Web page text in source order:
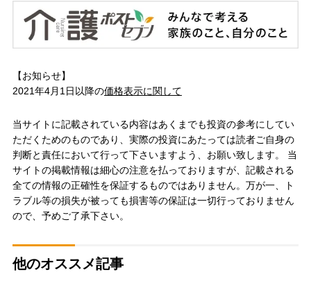
【お知らせ】
2021年4月1日以降の価格表示に関して
当サイトに記載されている内容はあくまでも投資の参考にしてい
ただくためのものであり、実際の投資にあたっては読者ご自身の
判断と責任において行って下さいますよう、お願い致します。 当
サイトの掲載情報は細心の注意を払っておりますが、記載される
全ての情報の正確性を保証するものではありません。万が一、ト
ラブル等の損失が被っても損害等の保証は一切行っておりません
ので、予めご了承下さい。
他のオススメ記事